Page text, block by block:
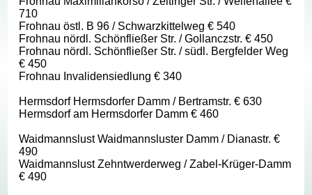
710
Frohnau östl. B 96 / Schwarzkittelweg € 540
Frohnau nördl. Schönfließer Str. / Gollanczstr. € 450
Frohnau nördl. Schönfließer Str. / südl. Bergfelder Weg
€ 450
Frohnau Invalidensiedlung € 340
Hermsdorf Hermsdorfer Damm / Bertramstr. € 630
Hermsdorf am Hermsdorfer Damm € 460
Waidmannslust Waidmannsluster Damm / Dianastr. €
490
Waidmannslust Zehntwerderweg / Zabel-Krüger-Damm
€ 490